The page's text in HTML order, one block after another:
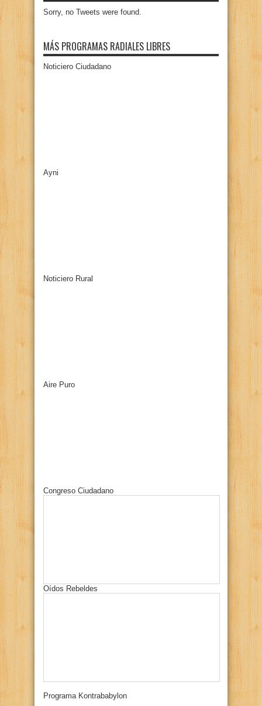
Sorry, no Tweets were found.
MÁS PROGRAMAS RADIALES LIBRES
Noticiero Ciudadano
Ayni
Noticiero Rural
Aire Puro
Congreso Ciudadano
Oídos Rebeldes
Programa Kontrababylon